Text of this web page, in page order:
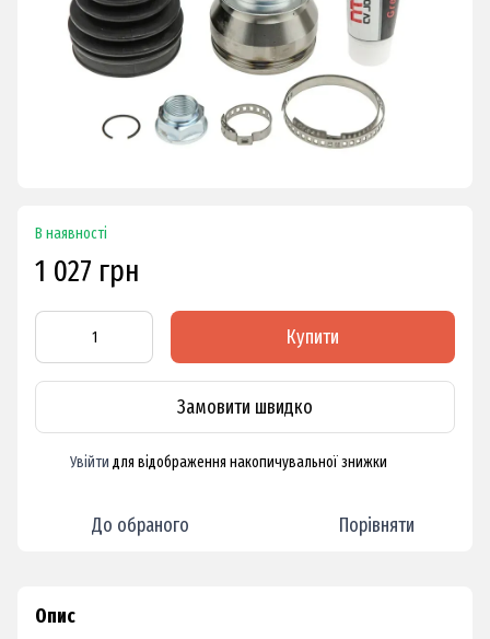
В наявності
1 027 грн
Купити
Замовити швидко
Увійти для відображення накопичувальної знижки
До обраного Порівняти
Опис